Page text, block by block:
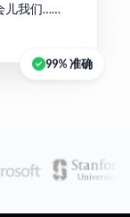
儿我们……
99% 准确